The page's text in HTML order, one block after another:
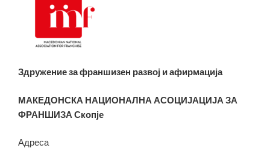
Здружение за франшизен развој и афирмација
МАКЕДОНСКА НАЦИОНАЛНА АСОЦИЈАЦИЈА ЗА
ФРАНШИЗА Скопје
Адреса